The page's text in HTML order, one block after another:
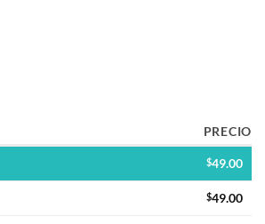
PRECIO
$49.00
$49.00